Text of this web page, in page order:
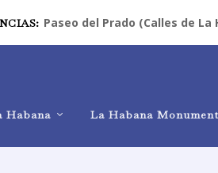
Paseo del Prado (Calles de La
Habana La Habana